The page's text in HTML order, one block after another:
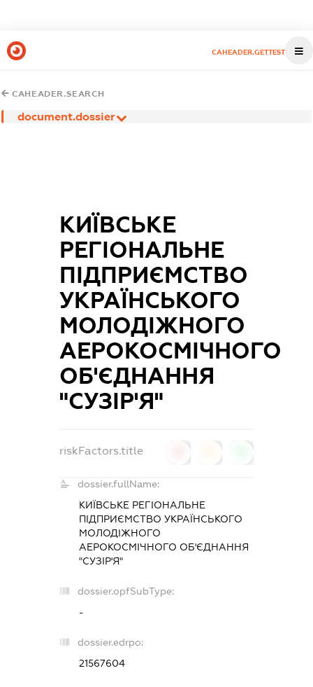
CAHEADER.GETTEST
CAHEADER.SEARCH
document.dossier
КИЇВСЬКЕ
РЕГІОНАЛЬНЕ
ПІДПРИЄМСТВО
УКРАЇНСЬКОГО
МОЛОДІЖНОГО
АЕРОКОСМІЧНОГО
ОБ'ЄДНАННЯ
"СУЗІР'Я"
riskFactors.title
dossier.fullName:
КИЇВСЬКЕ РЕГІОНАЛЬНЕ
ПІДПРИЄМСТВО УКРАЇНСЬКОГО
МОЛОДІЖНОГО
АЕРОКОСМІЧНОГО ОБ'ЄДНАННЯ
"СУЗІР'Я"
dossier.opfSubType:
-
dossier.edrpo:
21567604